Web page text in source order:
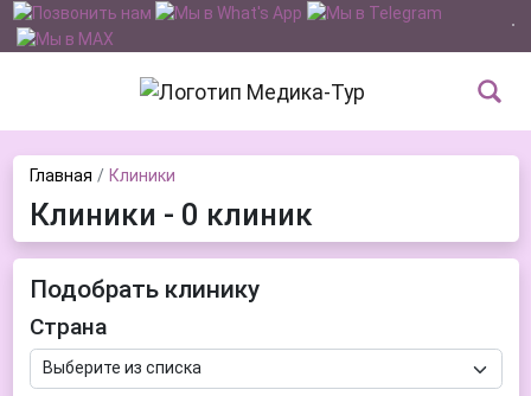
Главная Клиники
Клиники - 0 клиник
Подобрать клинику
Страна